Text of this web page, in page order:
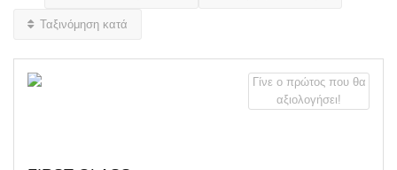
Ταξινόμηση κατά
Γίνε ο πρώτος που θα
αξιολογήσει!